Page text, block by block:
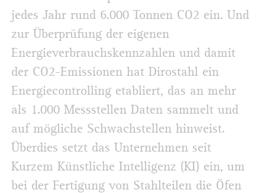
jedes Jahr rund 6.000 Tonnen CO2 ein. Und
zur Überprüfung der eigenen
Energieverbrauchskennzahlen und damit
der CO2-Emissionen hat Dirostahl ein
Energiecontrolling etabliert, das an mehr
als 1.000 Messstellen Daten sammelt und
auf mögliche Schwachstellen hinweist.
Überdies setzt das Unternehmen seit
Kurzem Künstliche Intelligenz (KI) ein, um
bei der Fertigung von Stahlteilen die Öfen